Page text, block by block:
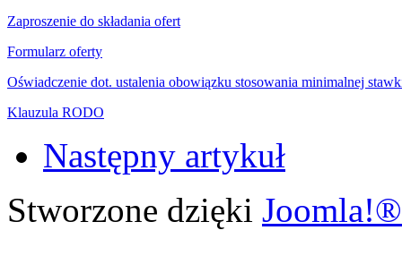
Zaproszenie do składania ofert
Formularz oferty
Oświadczenie dot. ustalenia obowiązku stosowania minimalnej
Klauzula RODO
Następny artykuł
Stworzone dzięki Joomla!®